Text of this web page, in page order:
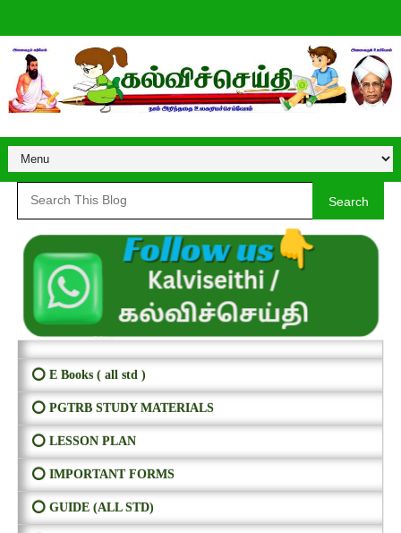
Search
⭕ E Books ( all std )
⭕ PGTRB STUDY MATERIALS
⭕ LESSON PLAN
⭕ IMPORTANT FORMS
⭕ GUIDE (ALL STD)